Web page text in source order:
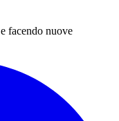
facendo nuove